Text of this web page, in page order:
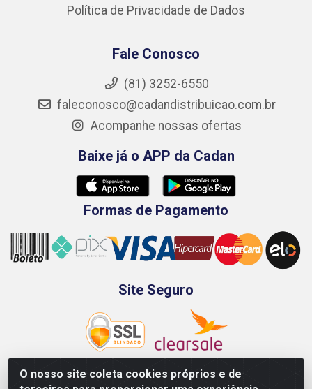
O nosso site coleta cookies próprios e de
Política de Privacidade de Dados
Fale Conosco
(81) 3252-6550
faleconosco@cadandistribuicao.com.br
Acompanhe nossas ofertas
Baixe já o APP da Cadan
Formas de Pagamento
Site Seguro